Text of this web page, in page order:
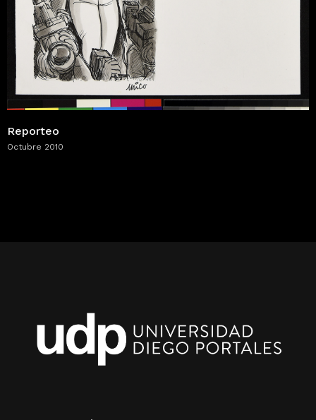
Reporteo
Octubre 2010